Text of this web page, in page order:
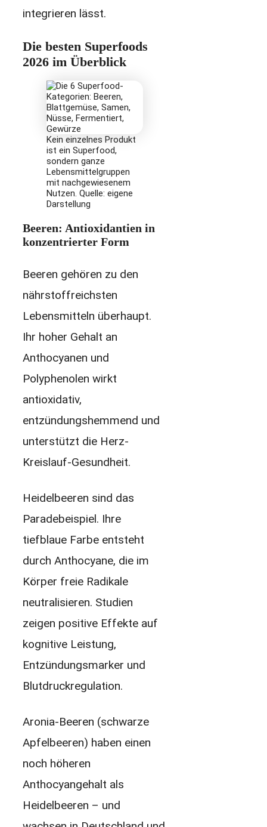
integrieren lässt.
Die besten Superfoods
2026 im Überblick
Kein einzelnes Produkt
ist ein Superfood,
sondern ganze
Lebensmittelgruppen
mit nachgewiesenem
Nutzen. Quelle: eigene
Darstellung
Beeren: Antioxidantien in
konzentrierter Form
Beeren gehören zu den
nährstoffreichsten
Lebensmitteln überhaupt.
Ihr hoher Gehalt an
Anthocyanen und
Polyphenolen wirkt
antioxidativ,
entzündungshemmend und
unterstützt die Herz-
Kreislauf-Gesundheit.
Heidelbeeren sind das
Paradebeispiel. Ihre
tiefblaue Farbe entsteht
durch Anthocyane, die im
Körper freie Radikale
neutralisieren. Studien
zeigen positive Effekte auf
kognitive Leistung,
Entzündungsmarker und
Blutdruckregulation.
Aronia-Beeren (schwarze
Apfelbeeren) haben einen
noch höheren
Anthocyangehalt als
Heidelbeeren – und